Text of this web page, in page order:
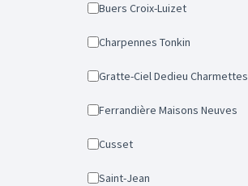
Buers Croix-Luizet
Charpennes Tonkin
Gratte-Ciel Dedieu Charmettes
Ferrandière Maisons Neuves
Cusset
Saint-Jean